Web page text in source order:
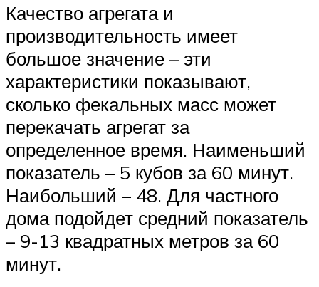
Качество агрегата и
производительность имеет
большое значение – эти
характеристики показывают,
сколько фекальных масс может
перекачать агрегат за
определенное время. Наименьший
показатель – 5 кубов за 60 минут.
Наибольший – 48. Для частного
дома подойдет средний показатель
– 9-13 квадратных метров за 60
минут.